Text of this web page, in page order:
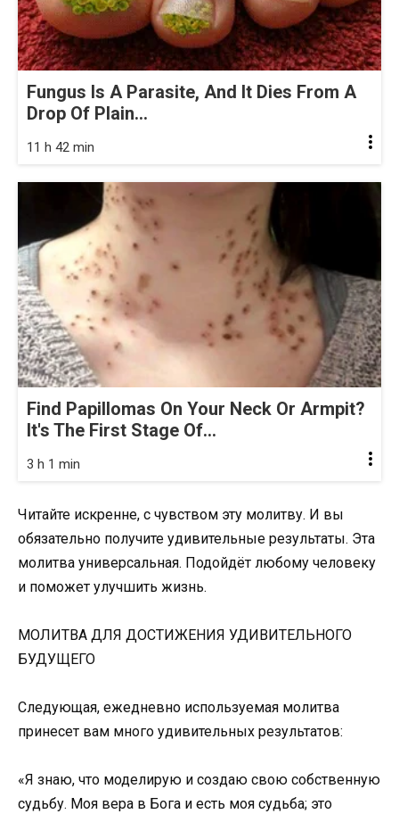
Fungus Is A Parasite, And It Dies From A
Drop Of Plain...
11 h 42 min
Find Papillomas On Your Neck Or Armpit?
It's The First Stage Of...
3 h 1 min
Читайте искренне, с чувством эту молитву. И вы
обязательно получите удивительные результаты. Эта
молитва универсальная. Подойдёт любому человеку
и поможет улучшить жизнь.
МОЛИТВА ДЛЯ ДОСТИЖЕНИЯ УДИВИТЕЛЬНОГО
БУДУЩЕГО
Следующая, ежедневно используемая молитва
принесет вам много удивительных результатов:
«Я знаю, что моделирую и создаю свою собственную
судьбу. Моя вера в Бога и есть моя судьба; это